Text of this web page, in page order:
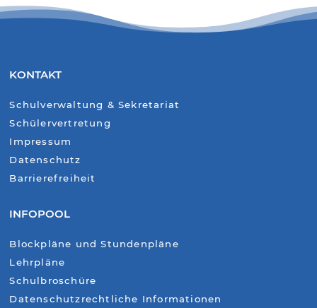
KONTAKT
Schulverwaltung & Sekretariat
Schülervertretung
Impressum
Datenschutz
Barrierefreiheit
INFOPOOL
Blockpläne und Stundenpläne
Lehrpläne
Schulbroschüre
Datenschutzrechtliche Informationen